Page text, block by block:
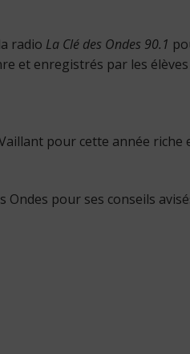
radio La Clé des Ondes 90.1
et enregistrés par les
pour cette année
pour ses conseils